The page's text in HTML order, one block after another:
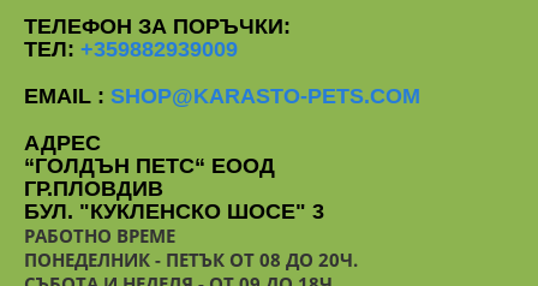
ТЕЛЕФОН ЗА ПОРЪЧКИ:
ТЕЛ: +359882939009
EMAIL : SHOP@KARASTO-PETS.COM
АДРЕС
“ГОЛДЪН ПЕТС“ ЕООД
ГР.ПЛОВДИВ
БУЛ. "КУКЛЕНСКО ШОСЕ" 3
РАБОТНО ВРЕМЕ
ПОНЕДЕЛНИК - ПЕТЪК ОТ 08 ДО 20Ч.